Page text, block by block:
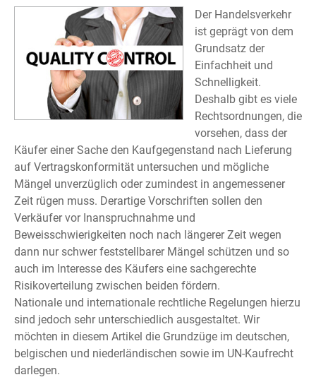
Der Handelsverkehr
ist geprägt von dem
Grundsatz der
Einfachheit und
Schnelligkeit.
Deshalb gibt es viele
Rechtsordnungen, die
vorsehen, dass der
Käufer einer Sache den Kaufgegenstand nach Lieferung
auf Vertragskonformität untersuchen und mögliche
Mängel unverzüglich oder zumindest in angemessener
Zeit rügen muss. Derartige Vorschriften sollen den
Verkäufer vor Inanspruchnahme und
Beweisschwierigkeiten noch nach längerer Zeit wegen
dann nur schwer feststellbarer Mängel schützen und so
auch im Interesse des Käufers eine sachgerechte
Risikoverteilung zwischen beiden fördern.
Nationale und internationale rechtliche Regelungen hierzu
sind jedoch sehr unterschiedlich ausgestaltet. Wir
möchten in diesem Artikel die Grundzüge im deutschen,
belgischen und niederländischen sowie im UN-Kaufrecht
darlegen.